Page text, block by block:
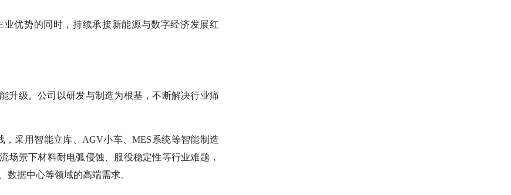
优势的同时，持续承接新能源与数字经济发展红
升级。公司以研发与制造为根基，不断解决行业痛
，采用智能立库、AGV小车、MES系统等智能制造
场景下材料耐电弧侵蚀、服役稳定性等行业难题，
数据中心等领域的高端需求。